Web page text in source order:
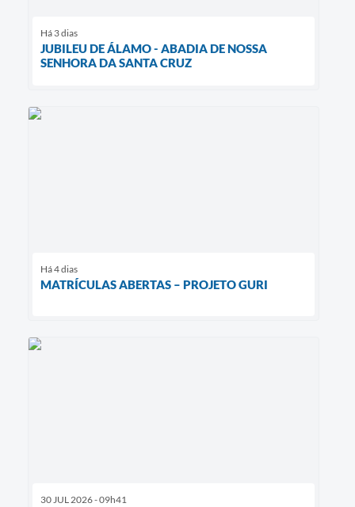
Há 3 dias
JUBILEU DE ÁLAMO - ABADIA DE NOSSA
SENHORA DA SANTA CRUZ
Há 4 dias
MATRÍCULAS ABERTAS – PROJETO GURI
30 JUL 2026 - 09h41